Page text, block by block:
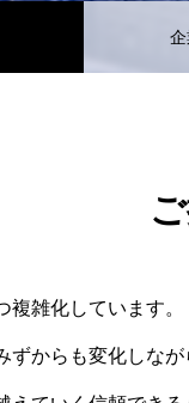
雑化しています。
ずからも変化しな